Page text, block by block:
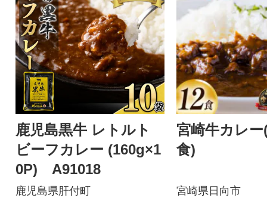
鹿児島黒牛 レトルト
ビーフカレー (160g×1
0P) A91018
鹿児島県肝付町
宮崎牛カレ
食)
宮崎県日向市